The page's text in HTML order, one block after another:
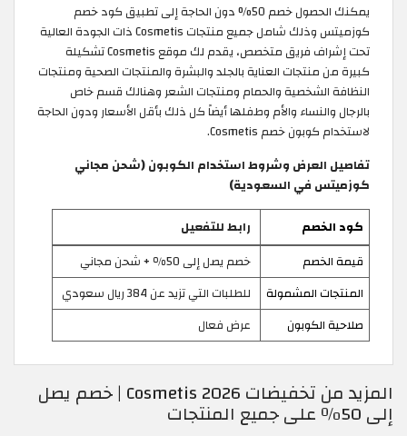
يمكنك الحصول خصم 50% دون الحاجة إلى تطبيق كود خصم
كوزميتس وذلك شامل جميع منتجات Cosmetis ذات الجودة العالية
تحت إشراف فريق متخصص، يقدم لك موقع Cosmetis تشكيلة
كبيرة من منتجات العناية بالجلد والبشرة والمنتجات الصحية ومنتجات
النظافة الشخصية والحمام ومنتجات الشعر وهنالك قسم خاص
بالرجال والنساء والأم وطفلها أيضاً كل ذلك بأقل الأسعار ودون الحاجة
لاستخدام كوبون خصم Cosmetis.
تفاصيل العرض وشروط استخدام الكوبون (شحن مجاني
كوزميتس في السعودية)
كود الخصم
رابط للتفعيل
قيمة الخصم
خصم يصل إلى 50٪ + شحن مجاني
المنتجات المشمولة
للطلبات التي تزيد عن 384 ريال سعودي
صلاحية الكوبون
عرض فعال
المزيد من تخفيضات Cosmetis 2026 | خصم يصل
إلى 50٪ على جميع المنتجات